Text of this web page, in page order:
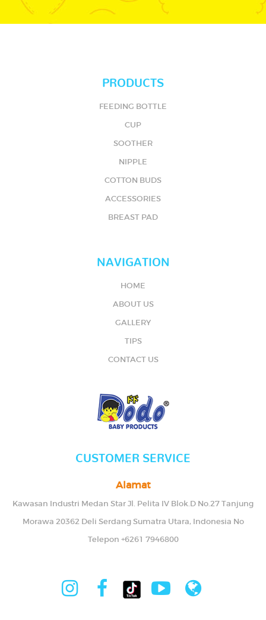
PRODUCTS
FEEDING BOTTLE
CUP
SOOTHER
NIPPLE
COTTON BUDS
ACCESSORIES
BREAST PAD
NAVIGATION
HOME
ABOUT US
GALLERY
TIPS
CONTACT US
CUSTOMER SERVICE
Alamat
Kawasan Industri Medan Star Jl. Pelita IV Blok.D No.27 Tanjung
Morawa 20362 Deli Serdang Sumatra Utara, Indonesia No
Telepon +6261 7946800